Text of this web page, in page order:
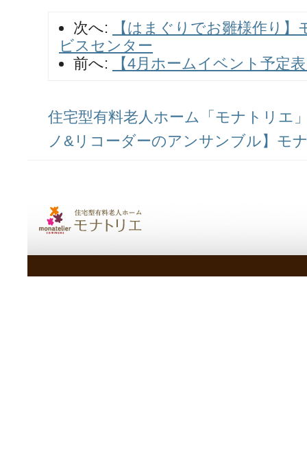
次へ:
【はまぐりでお雛様作り
ビスセンター
前へ:
【4月ホームイベント予定
住宅型有料老人ホーム「モナトリエ
ノ&リコーダーのアンサンブル】モ